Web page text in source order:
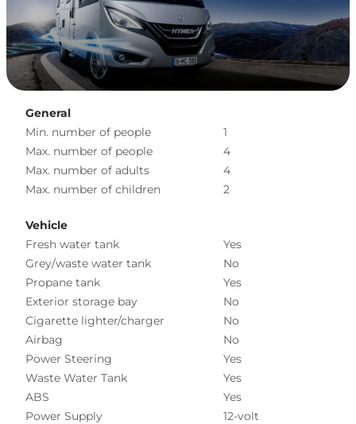
General
Min. number of people
1
Max. number of people
4
Max. number of adults
4
Max. number of children
2
Vehicle
Fresh water tank
Yes
Grey/waste water tank
No
Propane tank
Yes
Exterior storage bay
No
Cigarette lighter/charger
No
Airbag
No
Power Steering
Yes
Waste Water Tank
Yes
ABS
Yes
Power Supply
12-volt